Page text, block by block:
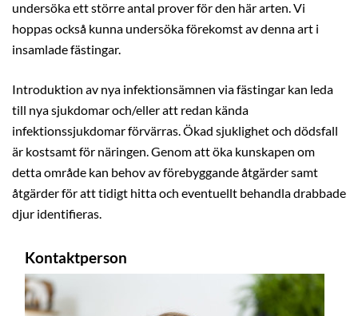
undersöka ett större antal prover för den här arten. Vi
hoppas också kunna undersöka förekomst av denna art i
insamlade fästingar.
Introduktion av nya infektionsämnen via fästingar kan leda
till nya sjukdomar och/eller att redan kända
infektionssjukdomar förvärras. Ökad sjuklighet och dödsfall
är kostsamt för näringen. Genom att öka kunskapen om
detta område kan behov av förebyggande åtgärder samt
åtgärder för att tidigt hitta och eventuellt behandla drabbade
djur identifieras.
Kontaktperson